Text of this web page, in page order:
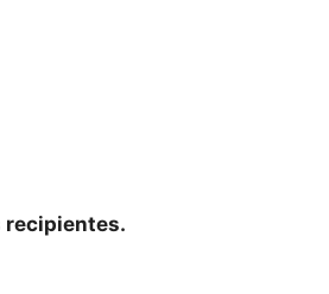
recipientes.